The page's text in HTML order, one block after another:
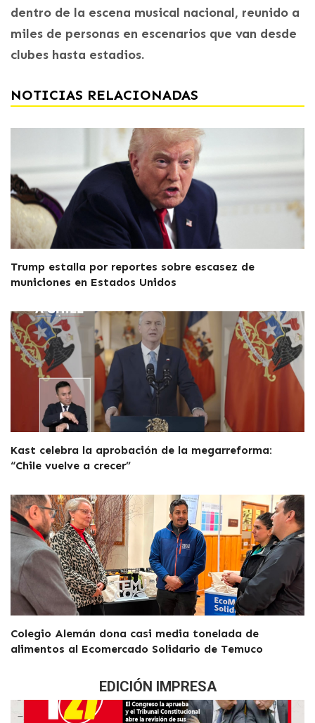
dentro de la escena musical nacional, reunido a
miles de personas en escenarios que van desde
clubes hasta estadios.
NOTICIAS RELACIONADAS
Trump estalla por reportes sobre escasez de
municiones en Estados Unidos
Kast celebra la aprobación de la megarreforma:
“Chile vuelve a crecer”
Colegio Alemán dona casi media tonelada de
alimentos al Ecomercado Solidario de Temuco
EDICIÓN IMPRESA